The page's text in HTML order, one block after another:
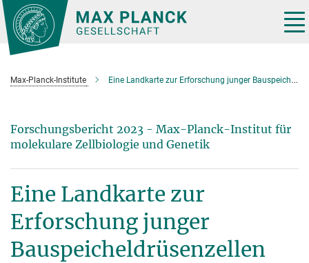
Hauptinhalt
Max-Planck-Institute Eine Landkarte zur Erforschung junger Bauspeicheldrüsenzellen
Forschungsbericht 2023 - Max-Planck-Institut für
molekulare Zellbiologie und Genetik
Eine Landkarte zur
Erforschung junger
Bauspeicheldrüsenzellen